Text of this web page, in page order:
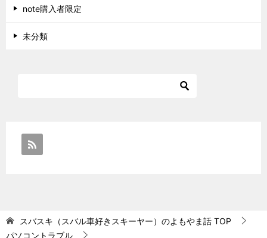
note購入者限定
未分類
スバスキ（スバル車好きスキーヤー）のよもやま話 TOP
パソコントラブル